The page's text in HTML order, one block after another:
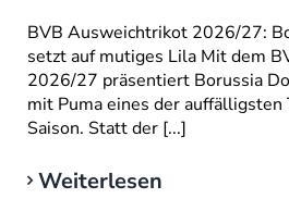
BVB Ausweichtrikot 2026/27:
setzt auf mutiges Lila Mit dem
2026/27 präsentiert Borussia
mit Puma eines der auffälligsten
Saison. Statt der [...]
Weiterlesen